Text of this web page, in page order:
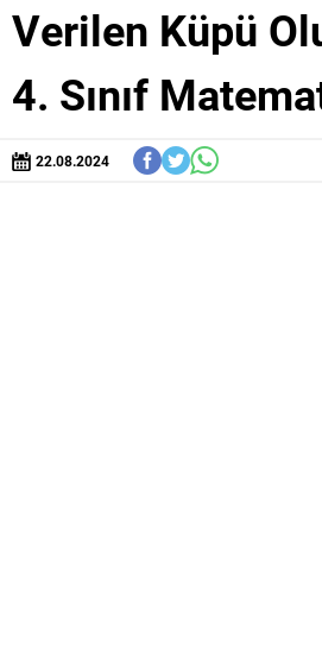
Verilen Küpü
4. Sınıf
22.08.2024